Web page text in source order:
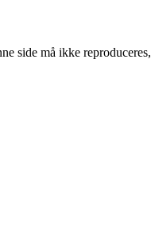
side må ikke reproduceres,